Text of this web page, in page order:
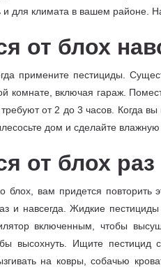
и для климата в вашем районе.
от блох
примените пестициды.
включая гараж.
от 2 до 3 часов. Когда
дом и сделайте влажную
от блох раз
блох, вам придется
и навсегда. Жидкие
включенным, чтобы
высохнуть. Ищите
на ковры, собачью